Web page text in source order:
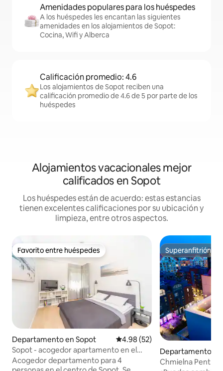
Amenidades populares para los huéspedes
A los huéspedes les encantan las siguientes
amenidades en los alojamientos de Sopot:
Cocina, Wifi y Alberca
Calificación promedio: 4.6
Los alojamientos de Sopot reciben una
calificación promedio de 4.6 de 5 por parte de los
huéspedes
Alojamientos vacacionales mejor
calificados en Sopot
Los huéspedes están de acuerdo: estas estancias
tienen excelentes calificaciones por su ubicación y
limpieza, entre otros aspectos.
Favorito entre huéspedes
Favorito entre huéspedes
Departamento en Sopot Calificación promedio: 4.98 de
4.98 (52)
Sopot - acogedor apartamento en el
centro
Acogedor departamento para 4
Superanfitrión
Superanfitrión
Departamento en
cie
Chmielna